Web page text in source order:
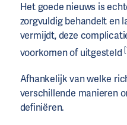
Het goede nieuws is
zorgvuldig behandelt en
vermijdt, deze
voorkomen of uitgesteld
Afhankelijk van welke
verschillende manieren
definiëren.